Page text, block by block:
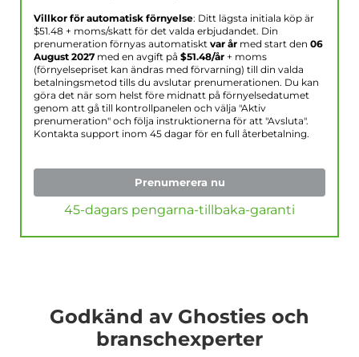
Villkor för automatisk förnyelse: Ditt lägsta initiala köp är
$51.48 + moms/skatt för det valda erbjudandet. Din
prenumeration förnyas automatiskt var år med start den 06
August 2027 med en avgift på $51.48/år + moms
(förnyelsepriset kan ändras med förvarning) till din valda
betalningsmetod tills du avslutar prenumerationen. Du kan
göra det när som helst före midnatt på förnyelsedatumet
genom att gå till kontrollpanelen och välja "Aktiv
prenumeration" och följa instruktionerna för att "Avsluta".
Kontakta support inom 45 dagar för en full återbetalning.
Prenumerera nu
45-dagars pengarna-tillbaka-garanti
Godkänd av Ghosties och
branschexperter